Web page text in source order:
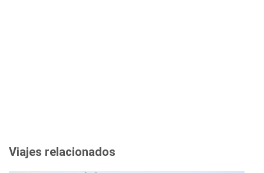
Viajes relacionados